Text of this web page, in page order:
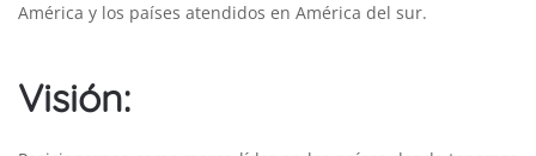
América y los países atendidos en América del sur.
Visión: